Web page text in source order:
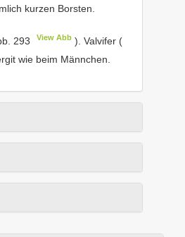
kurzen Borsten.
293 View Abb ). Valvifer (
wie beim Männchen.